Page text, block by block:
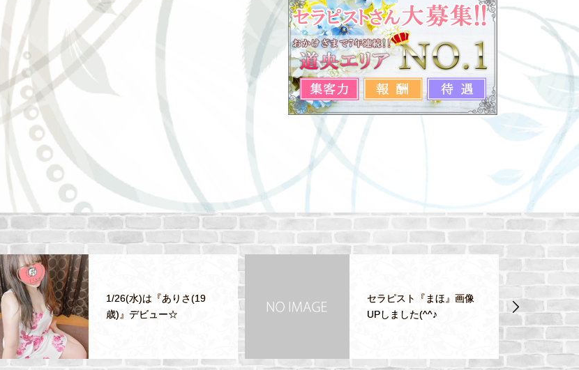
1/26(水)は『ありさ(19
歳)』デビュー☆
セラピスト『まほ』画像
UPしました(^^♪